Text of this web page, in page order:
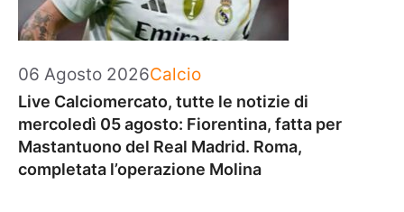
06 Agosto 2026Categorie
Calcio
Live Calciomercato, tutte le notizie di
mercoledì 05 agosto: Fiorentina, fatta per
Mastantuono del Real Madrid. Roma,
completata l’operazione Molina